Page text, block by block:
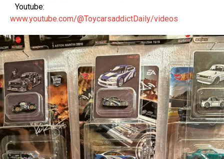
Youtube:
www.youtube.com/@ToycarsaddictDaily/videos